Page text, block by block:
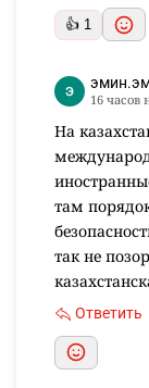
👍 1
16 часов
На
там
так не
Ответить